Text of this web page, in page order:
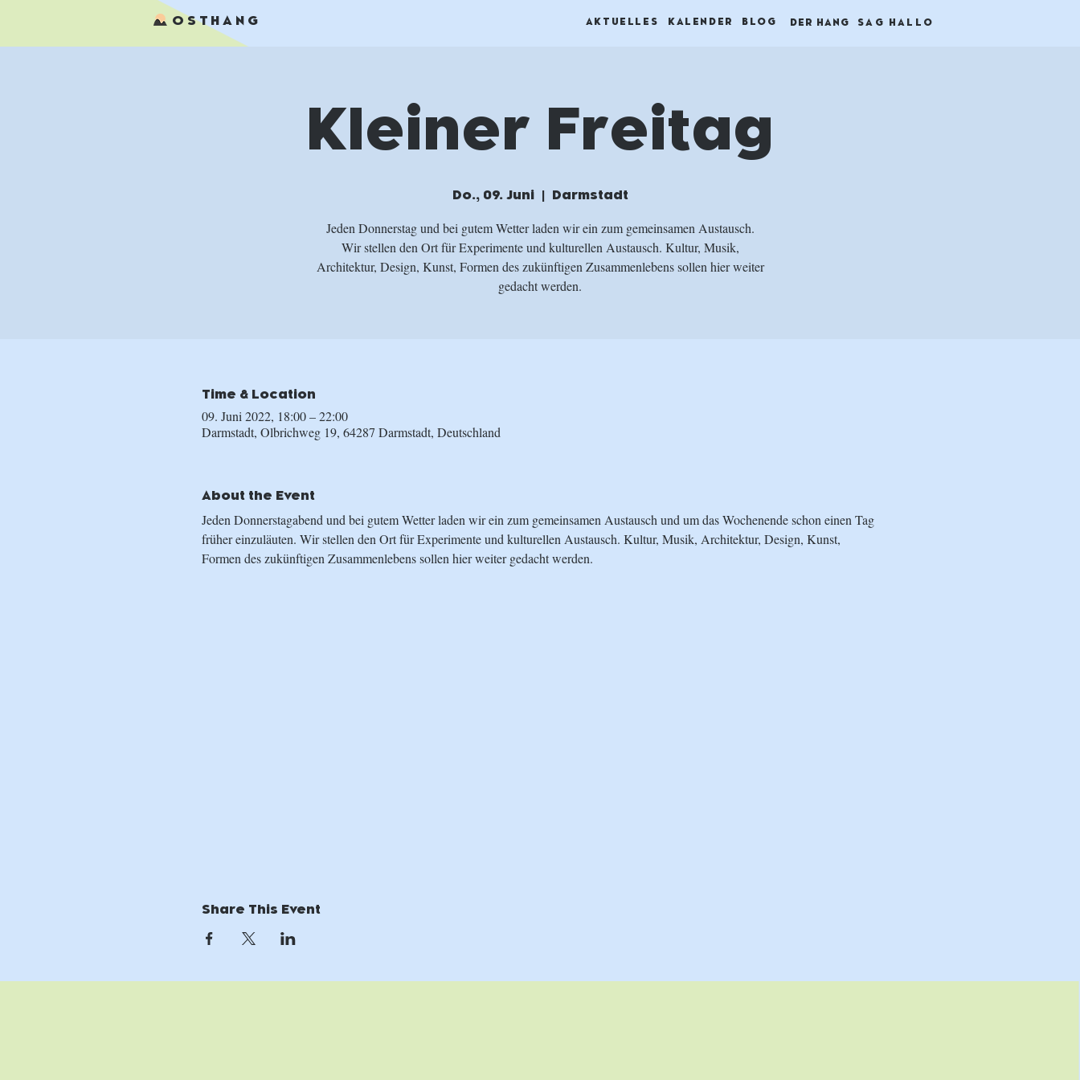
OSTHANG BLOG
KALENDER
AKTUELLES DER HANG SAG HALLO
Kleiner Freitag
Do., 09. Juni
  |
Darmstadt
Jeden Donnerstag und bei gutem Wetter laden wir ein zum gemeinsamen Austausch.
Wir stellen den Ort für Experimente und kulturellen Austausch. Kultur, Musik,
Architektur, Design, Kunst, Formen des zukünftigen Zusammenlebens sollen hier weiter
gedacht werden.
Time & Location
09. Juni 2022, 18:00 – 22:00
Darmstadt, Olbrichweg 19, 64287 Darmstadt, Deutschland
About the Event
Jeden Donnerstagabend und bei gutem Wetter laden wir ein zum gemeinsamen Austausch und um das Wochenende schon einen Tag
früher einzuläuten. Wir stellen den Ort für Experimente und kulturellen Austausch. Kultur, Musik, Architektur, Design, Kunst,
Formen des zukünftigen Zusammenlebens sollen hier weiter gedacht werden.
Share This Event